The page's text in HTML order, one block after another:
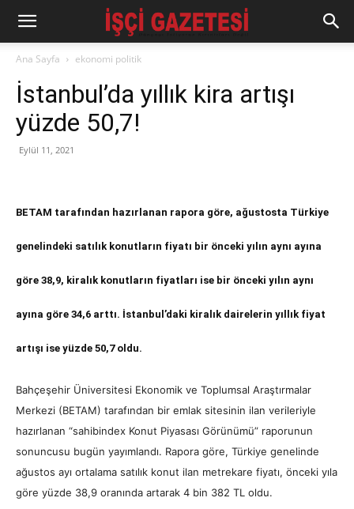
Ana Sayfa ekonomi politik
İstanbul’da yıllık kira artışı
yüzde 50,7!
Eylül 11, 2021
BETAM tarafından hazırlanan rapora göre, ağustosta Türkiye
genelindeki satılık konutların fiyatı bir önceki yılın aynı ayına
göre 38,9, kiralık konutların fiyatları ise bir önceki yılın aynı
ayına göre 34,6 arttı. İstanbul’daki kiralık dairelerin yıllık fiyat
artışı ise yüzde 50,7 oldu.
Bahçeşehir Üniversitesi Ekonomik ve Toplumsal Araştırmalar
Merkezi (BETAM) tarafından bir emlak sitesinin ilan verileriyle
hazırlanan “sahibindex Konut Piyasası Görünümü” raporunun
sonuncusu bugün yayımlandı. Rapora göre, Türkiye genelinde
ağustos ayı ortalama satılık konut ilan metrekare fiyatı, önceki yıla
göre yüzde 38,9 oranında artarak 4 bin 382 TL oldu.